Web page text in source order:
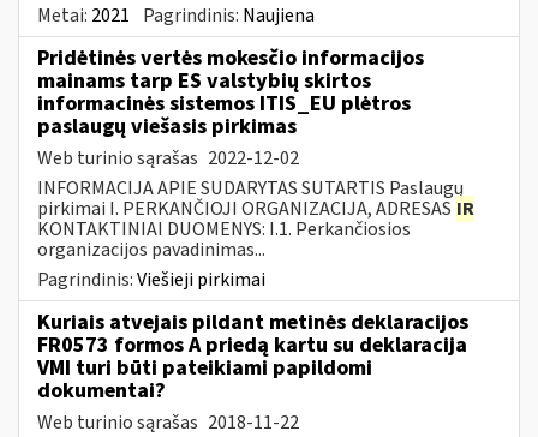
Metai: 2021 Pagrindinis: Naujiena
Pridėtinės vertės mokesčio informacijos
mainams tarp ES valstybių skirtos
informacinės sistemos ITIS_EU plėtros
paslaugų viešasis pirkimas
Web turinio sąrašas 2022-12-02
INFORMACIJA APIE SUDARYTAS SUTARTIS Paslaugų
pirkimai I. PERKANČIOJI ORGANIZACIJA, ADRESAS IR
KONTAKTINIAI DUOMENYS: I.1. Perkančiosios
organizacijos pavadinimas...
Pagrindinis:Viešieji pirkimai
Kuriais atvejais pildant metinės deklaracijos
FR0573 formos A priedą kartu su deklaracija
VMI turi būti pateikiami papildomi
dokumentai?
Web turinio sąrašas 2018-11-22